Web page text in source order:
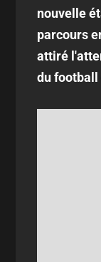
nouvelle
parcours
attiré
du football